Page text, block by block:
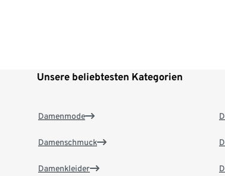
Unsere beliebtesten Kategorien
Damenmode
Damenschmuck
Damenkleider